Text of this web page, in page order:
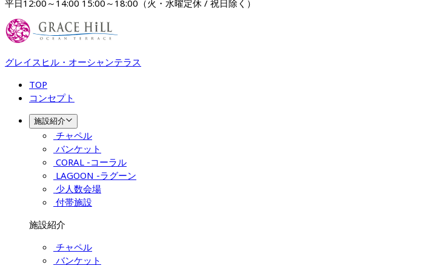
平日12:00～14:00 15:00～18:00（火・水曜定休 / 祝日除く）
グレイスヒル・オーシャンテラス
TOP
コンセプト
施設紹介
チャペル
バンケット
CORAL -コーラル
LAGOON -ラグーン
少人数会場
付帯施設
施設紹介
チャペル
バンケット